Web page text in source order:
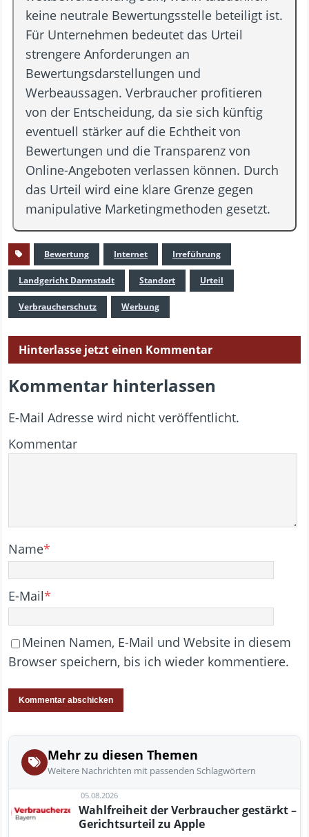
keine neutrale Bewertungsstelle beteiligt ist.
Für Unternehmen bedeutet das Urteil
strengere Anforderungen an
Bewertungsdarstellungen und
Werbeaussagen. Verbraucher profitieren
von der Entscheidung, da sie sich künftig
eventuell stärker auf die Echtheit von
Bewertungen und die Transparenz von
Online-Angeboten verlassen können. Durch
das Urteil wird eine klare Grenze gegen
manipulative Marketingmethoden gesetzt.
Bewertung Internet Irreführung
Landgericht Darmstadt Standort Urteil
Verbraucherschutz Werbung
Hinterlasse jetzt einen Kommentar
Kommentar hinterlassen
E-Mail Adresse wird nicht veröffentlicht.
Kommentar
Name*
E-Mail*
Meinen Namen, E-Mail und Website in diesem
Browser speichern, bis ich wieder kommentiere.
Mehr zu diesen Themen
Weitere Nachrichten mit passenden Schlagwörtern
05.08.2026
Wahlfreiheit der Verbraucher gestärkt –
Gerichtsurteil zu Apple